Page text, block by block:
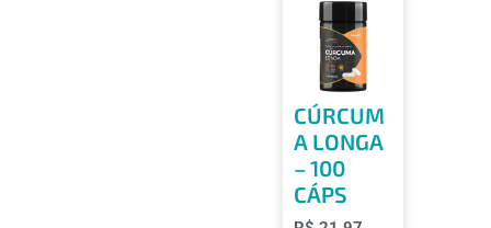
CÚRCUM
A LONGA
– 100
CÁPS